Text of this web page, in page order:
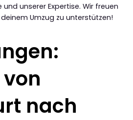
unserer Expertise. Wir freuen
Umzug zu unterstützen!
nach